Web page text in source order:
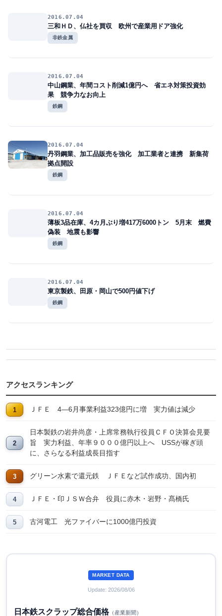
2016.07.04
三和ＨＤ、仏社を買収 欧州で産業用ドア強化
非鉄金属
2016.07.04
中山鋼業、年間コスト削減1億円へ 省エネ対策投資効
果 競争力なお向上
鉄鋼
2016.07.04
丹羽鋼業、加工品販売を強化 加工業者と連携 新集荷
拠点開設
鉄鋼
2016.07.04
薄板3品在庫、4カ月ぶり増417万6000トン 5月末 燃費
偽装 地震も影響
鉄鋼
2016.07.04
東京製鉄、田原・岡山で500円値下げ
鉄鋼
アクセスランキング
ＪＦＥ 4―6月事業利益323億円に増 実力値は減少
日本製鉄の岩井尚彦・上席常務執行役員ＣＦＯ決算会見要
旨 実力利益、年率９０００億円以上へ USSが稼ぎ頭
に、さらなる利益成長目指す
グリーン水素で還元鉄 ＪＦＥなど試作成功、国内初
ＪＦＥ・印ＪＳＷ合弁 役員に赤木・岩野・髙橋氏
古河電工 光ファイバーに1000億円投資
MARKET DATA
Update: 2026/08/06
日本鉄スクラップ総合価格（産業新聞）